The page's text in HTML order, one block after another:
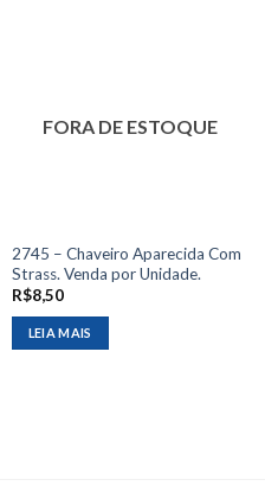
FORA DE ESTOQUE
2745 – Chaveiro Aparecida Com
Strass. Venda por Unidade.
R$8,50
LEIA MAIS